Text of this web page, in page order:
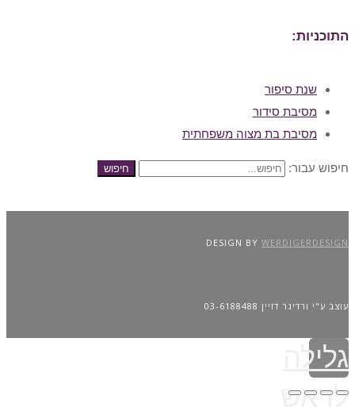
התוכניות:
שנת סיפור
מסיבת סידור
מסיבת בת מצוה משפחתית
חיפוש עבור: חיפוש
DESIGN BY WERDIGERDESIGN
עוצב ע"י ורדיגר דזיין 03-6188488
גלילה
לראש